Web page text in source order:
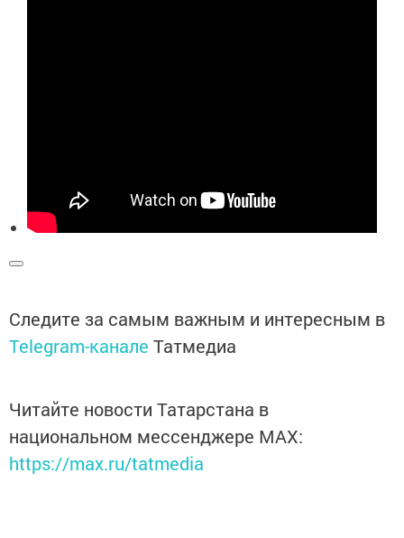
Следите за самым важным и интересным в
Telegram-канале Татмедиа
Читайте новости Татарстана в
национальном мессенджере MАХ:
https://max.ru/tatmedia